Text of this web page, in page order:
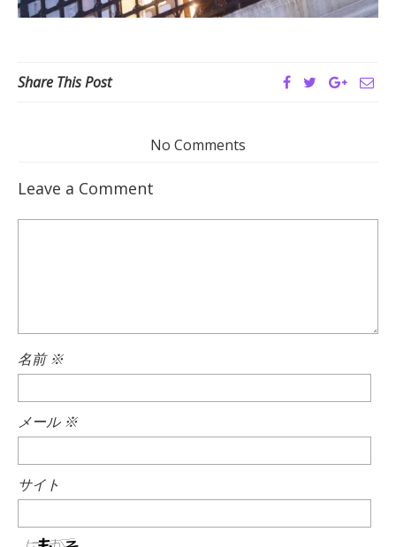
Share This Post
No Comments
Leave a Comment
名前※
メール ※
サイト